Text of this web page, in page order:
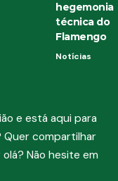
hegemonia
técnica do
Flamengo
Notícias
e está aqui para
Quer compartilhar
Não hesite em